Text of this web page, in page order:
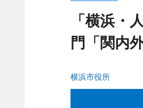
「横浜
門「関内
横浜市役所